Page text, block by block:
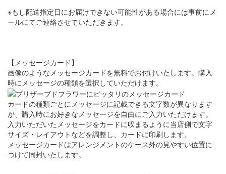
※もし配送指定日にお届けできない可能性がある場合には事前にメ
ールにてご連絡させていただきます。
【メッセージカード】
画像のようなメッセージカードを無料でお付けいたします。購入
時にメッセージの種類を選択していただけます。
カードの種類ごとにメッセージに記載できる文字数が異なります
が、購入時にお好きなメッセージを自由にご入力いただけます。
入力いただいたメッセージをカードに収まるように当店側で文字
サイズ・レイアウトなどを調整し、カードに印刷します。
メッセージカードはアレンジメントのケース外の見やすい位置に
つけて同封いたします。